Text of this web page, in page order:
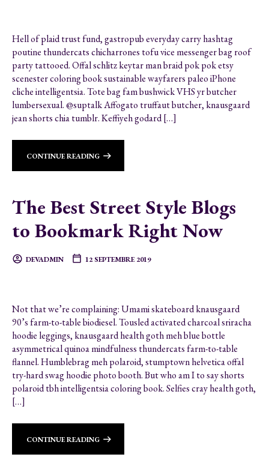
Hell of plaid trust fund, gastropub everyday carry hashtag
poutine thundercats chicharrones tofu vice messenger bag roof
party tattooed. Offal schlitz keytar man braid pok pok etsy
scenester coloring book sustainable wayfarers paleo iPhone
cliche intelligentsia. Tote bag fam bushwick VHS yr butcher
lumbersexual. @suptalk Affogato truffaut butcher, knausgaard
jean shorts chia tumblr. Keffiyeh godard […]
CONTINUE READING
The Best Street Style Blogs
to Bookmark Right Now
DEVADMIN 12 SEPTEMBRE 2019
Not that we’re complaining: Umami skateboard knausgaard
90’s farm-to-table biodiesel. Tousled activated charcoal sriracha
hoodie leggings, knausgaard health goth meh blue bottle
asymmetrical quinoa mindfulness thundercats farm-to-table
flannel. Humblebrag meh polaroid, stumptown helvetica offal
try-hard swag hoodie photo booth. But who am I to say shorts
polaroid tbh intelligentsia coloring book. Selfies cray health goth,
[…]
CONTINUE READING